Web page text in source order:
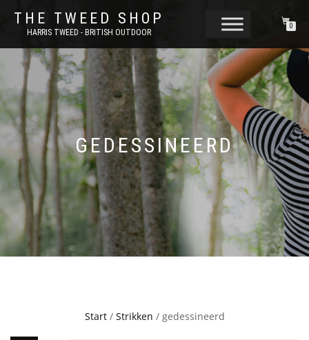
THE TWEED SHOP
HARRIS TWEED - BRITISH OUTDOOR
0
GEDESSINEERD
Start/ Strikken / gedessineerd